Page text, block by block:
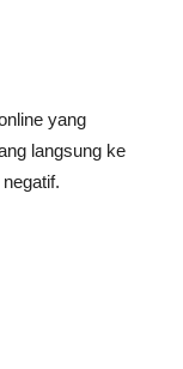
yang
langsung ke